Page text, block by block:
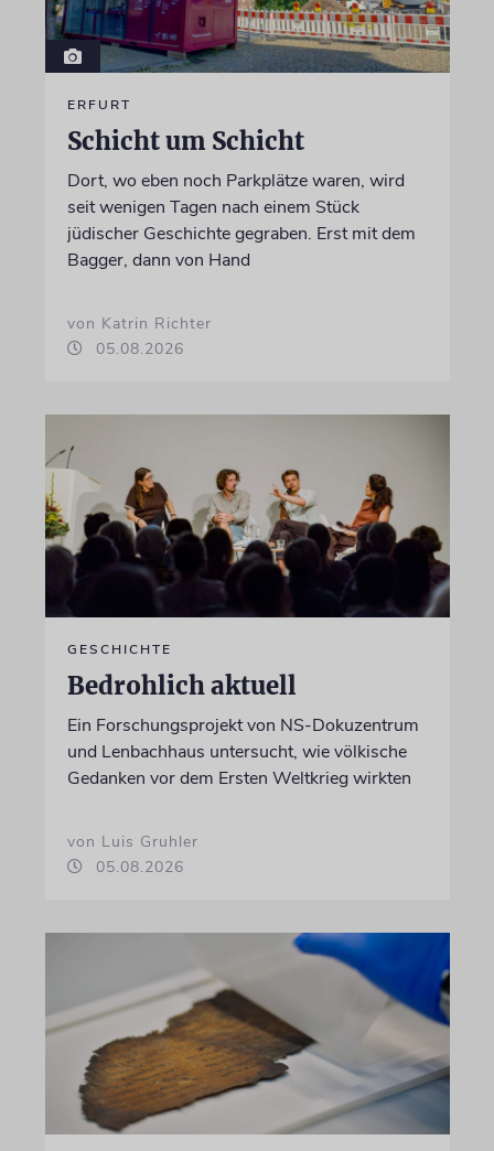
ERFURT
Schicht um Schicht
Dort, wo eben noch Parkplätze waren, wird
seit wenigen Tagen nach einem Stück
jüdischer Geschichte gegraben. Erst mit dem
Bagger, dann von Hand
von Katrin Richter
05.08.2026
GESCHICHTE
Bedrohlich aktuell
Ein Forschungsprojekt von NS-Dokuzentrum
und Lenbachhaus untersucht, wie völkische
Gedanken vor dem Ersten Weltkrieg wirkten
von Luis Gruhler
05.08.2026